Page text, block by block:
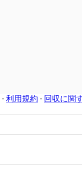
∙ 利用規約 ∙ 回収に関